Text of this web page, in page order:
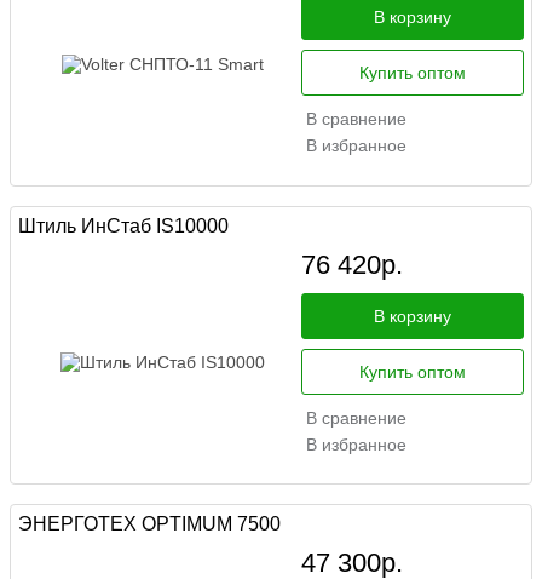
В корзину
Купить оптом
В сравнение
В избранное
Штиль ИнСтаб IS10000
76 420р.
В корзину
Купить оптом
В сравнение
В избранное
ЭНЕРГОТЕХ OPTIMUM 7500
47 300р.